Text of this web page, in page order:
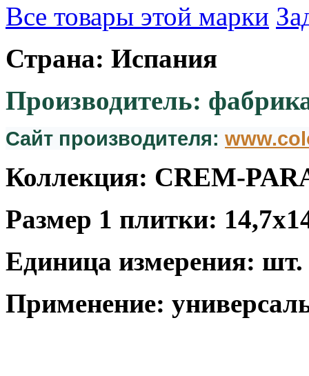
Все товары этой марки
Страна: Испания
Производитель:
Сайт производителя:
Коллекция: CREM-
Размер 1 плитки:
Единица измерения: шт.
Применение: